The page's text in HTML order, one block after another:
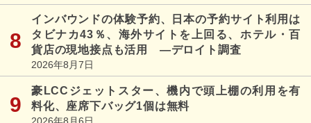
インバウンドの体験予約、日本の予約サイト利用は
タビナカ43％、海外サイトを上回る、ホテル・百
貨店の現地接点も活用 ―デロイト調査
2026年8月7日
豪LCCジェットスター、機内で頭上棚の利用を有
料化、座席下バッグ1個は無料